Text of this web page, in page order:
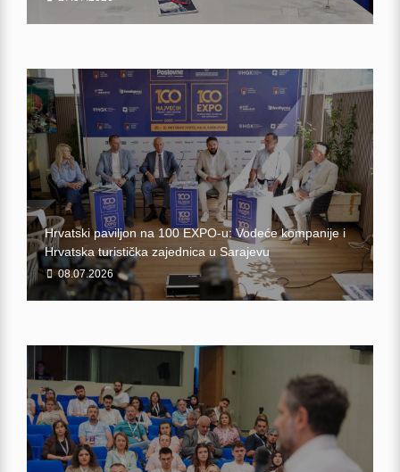
Hrvatski paviljon na 100 EXPO-u: Vodeće kompanije i
Hrvatska turistička zajednica u Sarajevu
08.07.2026